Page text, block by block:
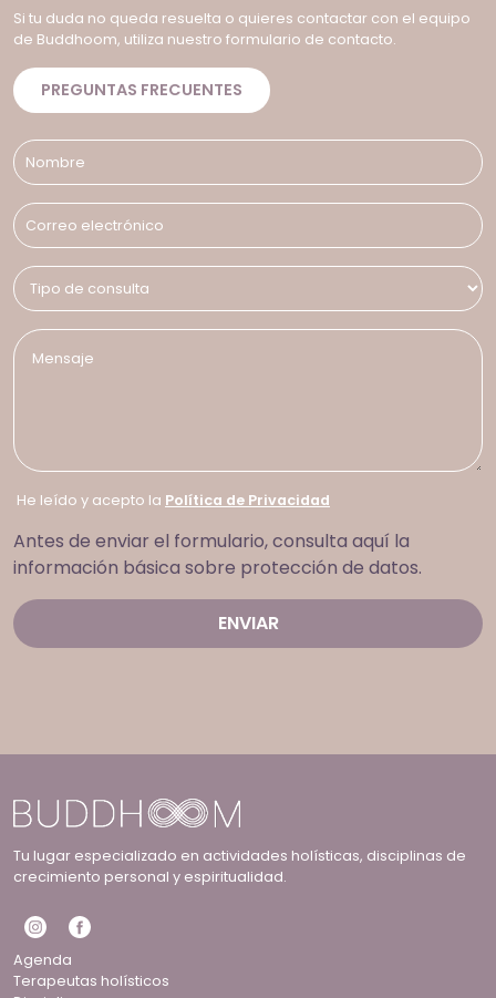
Si tu duda no queda resuelta o quieres contactar con el equipo
de Buddhoom, utiliza nuestro formulario de contacto.
PREGUNTAS FRECUENTES
He leído y acepto la Política de Privacidad
Antes de enviar el formulario, consulta aquí la
información básica sobre protección de datos.
Tu lugar especializado en actividades holísticas, disciplinas de
crecimiento personal y espiritualidad.
Agenda
Terapeutas holísticos